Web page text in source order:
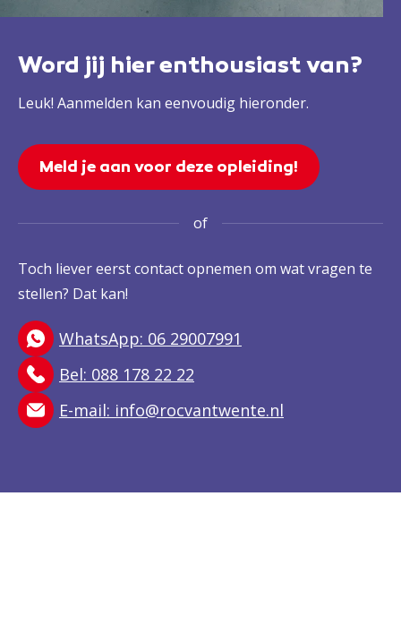
Word jij hier enthousiast van?
Leuk! Aanmelden kan eenvoudig hieronder.
Meld je aan voor deze opleiding!
of
Toch liever eerst contact opnemen om wat vragen te
stellen? Dat kan!
WhatsApp: 06 29007991
Bel: 088 178 22 22
E-mail: info@rocvantwente.nl